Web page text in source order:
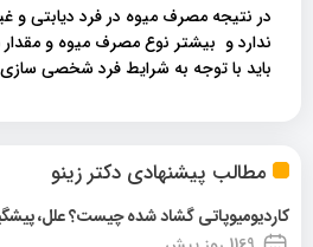
مطالب پیشنهادی دکتر زینو
کاردیومیوپاتی گشاد شده چیست؟ علل،
در نتیجه مصرف میوه در فرد دیابتی و
ندارد و بیشتر نوع مصرف میوه و
باید با توجه به شرایط فرد شخصی